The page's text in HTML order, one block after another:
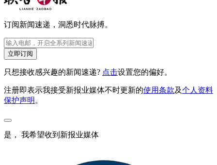
订阅新闻速递，洞悉时代脉搏。
立即订阅
只想接收感兴趣的新闻速递? 点击设置您的偏好。
注册即表示我接受新报业媒体不时更新的使用条款及个人资料
保护声明 。
是， 我希望收到新报业媒体